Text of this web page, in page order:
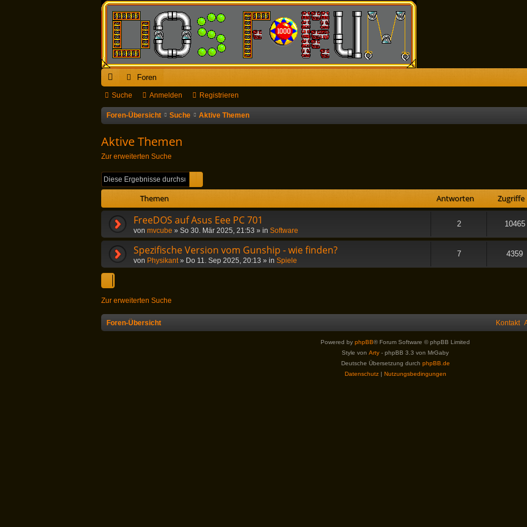
ch
ne
Foren
Suche Anmelden Registrieren
Foren-Übersicht Suche Aktive Themen
Aktive Themen
Zur erweiterten Suche
Themen Antworten Zugriffe
FreeDOS auf Asus Eee PC 701
von mvcube » So 30. Mär 2025, 21:53 » in Software
2 10465
Spezifische Version vom Gunship - wie finden?
von Physikant» Do 11. Sep 2025, 20:13 » in Spiele
7 4359
Zur erweiterten Suche
Foren-Übersicht Kontakt
Powered by phpBB® Forum Software © phpBB Limited
Style von Arty - phpBB 3.3 von MrGaby
Deutsche Übersetzung durch phpBB.de
Datenschutz| Nutzungsbedingungen